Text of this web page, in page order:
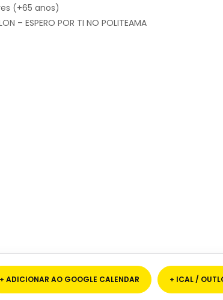
(+65 anos)
– ESPERO POR TI NO POLITEAMA
+ ADICIONAR AO GOOGLE CALENDAR + ICAL /